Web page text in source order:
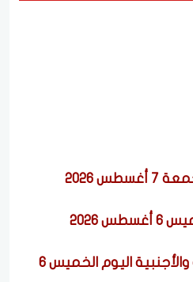
2026
2026
أسعار العملات العربية والأجنبية اليوم الخميس 6